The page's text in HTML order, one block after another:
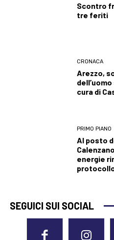
Scontro
tre feriti
CRONACA
Arezzo,
cura di
PRIMO PIANO
Al posto
energie
SEGUICI SUI SOCIAL